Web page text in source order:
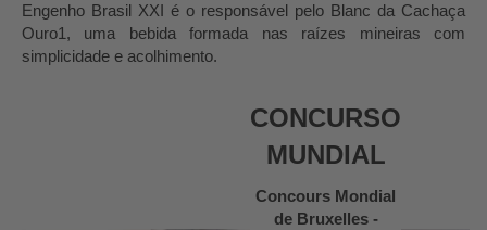
Engenho Brasil XXI é o responsável pelo Blanc da Cachaça
Ouro1, uma bebida formada nas raízes mineiras com
simplicidade e acolhimento.
CONCURSO
MUNDIAL
Concours Mondial
de Bruxelles -